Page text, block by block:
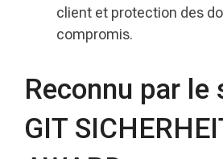
client et protection des
compromis.
Reconnu par le
GIT